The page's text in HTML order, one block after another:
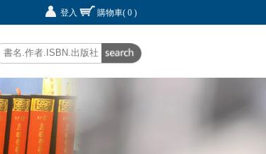
登入 購物車( 0 )